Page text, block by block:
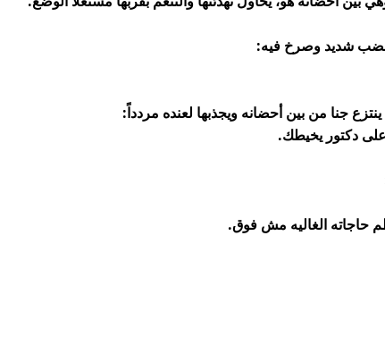
شديد وصرخ فيه:
جنا من بين أحضانه ويجذبها لعنده مردداً:
دكتور يخيطك.
حاجاته الغاليه مش فوق.